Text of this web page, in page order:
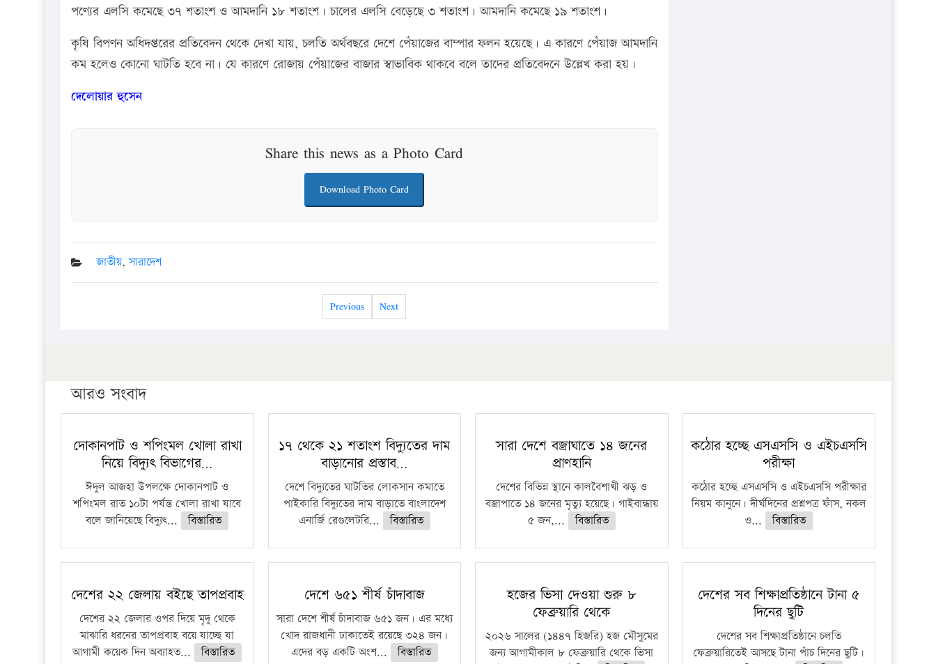
পণ্যের এলসি কমেছে ৩৭ শতাংশ ও আমদানি ১৮ শতাংশ। চালের এলসি বেড়েছে ৩ শতাংশ। আমদানি কমেছে ১৯ শতাংশ।
কৃষি বিপণন অধিদপ্তরের প্রতিবেদন থেকে দেখা যায়, চলতি অর্থবছরে দেশে পেঁয়াজের বাম্পার ফলন হয়েছে। এ কারণে পেঁয়াজ আমদানি
কম হলেও কোনো ঘাটতি হবে না। যে কারণে রোজায় পেঁয়াজের বাজার স্বাভাবিক থাকবে বলে তাদের প্রতিবেদনে উল্লেখ করা হয়।
দেলোয়ার হুসেন
Share this news as a Photo Card
Download Photo Card
জাতীয়,সারাদেশ
Previous Next
আরও সংবাদ
দোকানপাট ও শপিংমল খোলা রাখা
নিয়ে বিদ্যুৎ বিভাগের…
ঈদুল আজহা উপলক্ষে দোকানপাট ও
শপিংমল রাত ১০টা পর্যন্ত খোলা রাখা যাবে
বলে জানিয়েছে বিদ্যুৎ...
বিস্তারিত
১৭ থেকে ২১ শতাংশ বিদ্যুতের দাম
বাড়ানোর প্রস্তাব…
দেশে বিদ্যুতের ঘাটতির লোকসান কমাতে
পাইকারি বিদ্যুতের দাম বাড়াতে বাংলাদেশ
এনার্জি রেগুলেটরি...
বিস্তারিত
সারা দেশে বজ্রাঘাতে ১৪ জনের
প্রাণহানি
দেশের বিভিন্ন স্থানে কালবৈশাখী ঝড় ও
বজ্রাপাতে ১৪ জনের মৃত্যু হয়েছে। গাইবান্ধায়
৫ জন,...
বিস্তারিত
কঠোর হচ্ছে এসএসসি ও এইচএসসি
পরীক্ষা
কঠোর হচ্ছে এসএসসি ও এইচএসসি পরীক্ষার
নিয়ম কানুনে। দীর্ঘদিনের প্রশ্নপত্র ফাঁস, নকল
ও...
বিস্তারিত
দেশের ২২ জেলায় বইছে তাপপ্রবাহ
দেশের ২২ জেলার ওপর দিয়ে মৃদু থেকে
মাঝারি ধরনের তাপপ্রবাহ বয়ে যাচ্ছে যা
আগামী কয়েক দিন অব্যাহত...
বিস্তারিত
দেশে ৬৫১ শীর্ষ চাঁদাবাজ
সারা দেশে শীর্ষ চাঁদাবাজ ৬৫১ জন। এর মধ্যে
খোদ রাজধানী ঢাকাতেই রয়েছে ৩২৪ জন।
এদের বড় একটি অংশ...
বিস্তারিত
হজের ভিসা দেওয়া শুরু ৮
ফেব্রুয়ারি থেকে
২০২৬ সালের (১৪৪৭ হিজরি) হজ মৌসুমের
জন্য আগামীকাল ৮ ফেব্রুয়ারি থেকে ভিসা
দেশের সব শিক্ষাপ্রতিষ্ঠানে টানা ৫
দিনের ছুটি
দেশের সব শিক্ষাপ্রতিষ্ঠানে চলতি
ফেব্রুয়ারিতেই আসছে টানা পাঁচ দিনের ছুটি।